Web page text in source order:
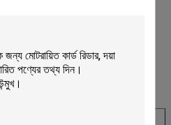
পণ্য বৈশিষ্ট্য
দ্রুত ইনস্টলেশন সক্ষম করে
সাথে তাত্ক্ষণিক স্বীকৃতি সরবরাহ করে
আক্রমণগুলি, ফটোগ্রাফ, ভিডিও এবং মাস্ক সহ
স্বয়ংক্রিয়করণের জন্য শাব্দ এবং হালকা অ্যালার্ম
বডি সোর্সের মাধ্যমে স্বয়ংক্রিয় ক্রমাঙ্কনটি বদ্ধ